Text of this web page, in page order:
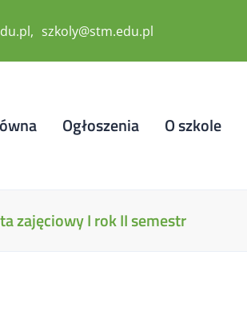
szkoly@stm.edu.pl
Ogłoszenia O szkole
zajęciowy I rok II semestr